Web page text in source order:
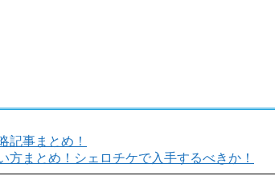
記事まとめ！
方まとめ！シェロチケで入手するべきか！